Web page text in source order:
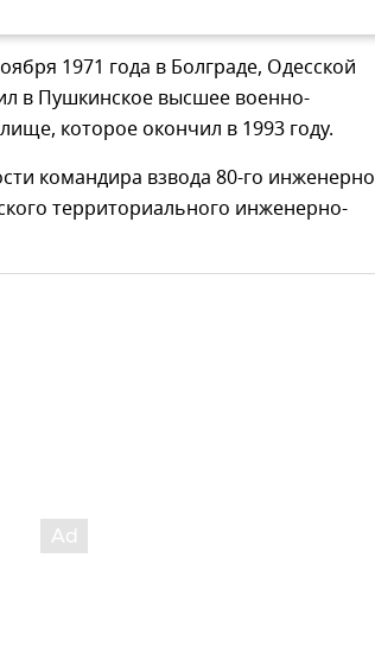
1971 года в Болграде, Одесской
в Пушкинское высшее военно-
которое окончил в 1993 году.
командира взвода 80-го
территориального инженерно-